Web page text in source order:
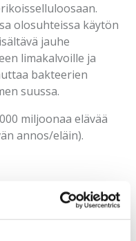
olosuhteissa käytön
jauhe
limakalvoille ja
bakteerien
suussa.
miljoonaa elävää
annos/eläin).